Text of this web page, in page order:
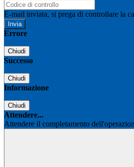
E-mail inviata, si prega di controllare la
Errore
Chiudi
Successo
Chiudi
Informazione
Chiudi
Attendere...
Attendere il completamento